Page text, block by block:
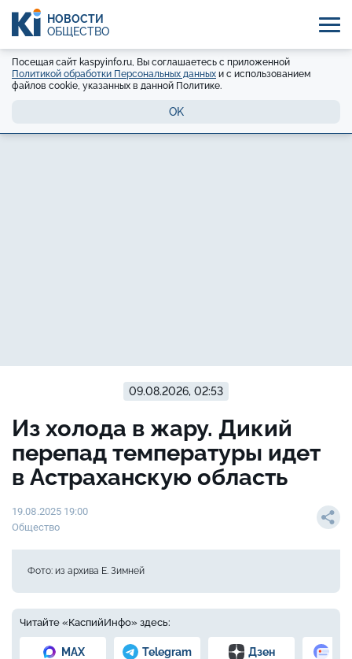
НОВОСТИ
ОБЩЕСТВО
Посещая сайт kaspyinfo.ru, Вы соглашаетесь с приложенной
Политикой обработки Персональных данных и с использованием
файлов cookie, указанных в данной Политике.
OK
09.08.2026, 02:53
Из холода в жару. Дикий
перепад температуры идет
в Астраханскую область
19.08.2025 19:00
Общество
Фото: из архива Е. Зимней
Читайте «КаспийИнфо» здесь:
MAX Telegram Дзен